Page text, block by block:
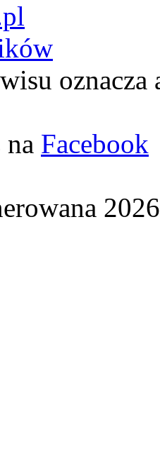
oznacza
na Facebook